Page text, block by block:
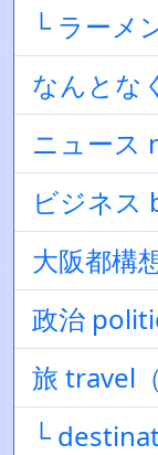
└ ラーメ
なんとな
ニュース
ビジネス
大阪都構
政治
旅 travel
└